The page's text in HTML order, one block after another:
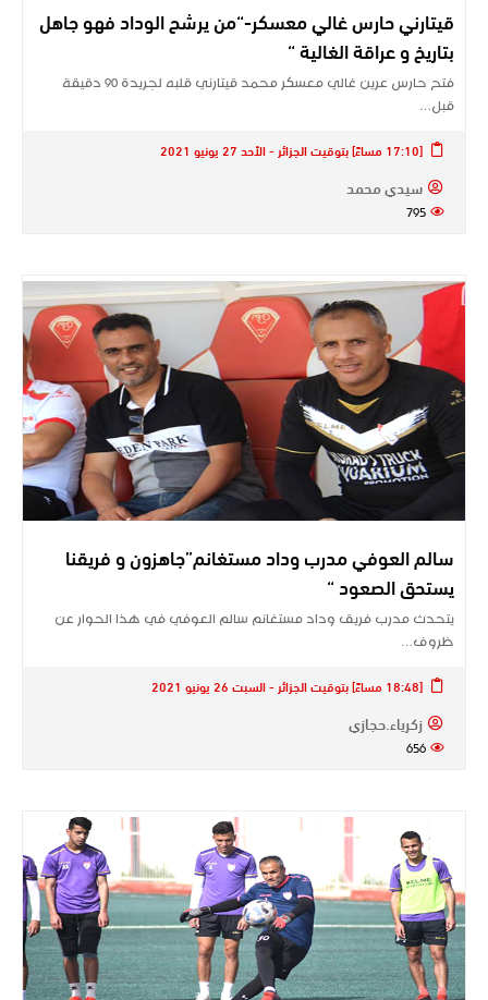
قيتارني حارس غالي معسكر-“من يرشح الوداد فهو جاهل
بتاريخ و عراقة الغالية “
فتح حارس عرين غالي معسكر محمد قيتارني قلبه لجريدة 90 دقيقة
قبل…
[17:10 مساءً] بتوقيت الجزائر - الأحد 27 يونيو 2021
سيدي محمد
795
سالم العوفي مدرب وداد مستغانم”جاهزون و فريقنا
يستحق الصعود “
يتحدث مدرب فريق وداد مستغانم سالم العوفي في هذا الحوار عن
ظروف…
[18:48 مساءً] بتوقيت الجزائر - السبت 26 يونيو 2021
زكرياء.حجازي
656